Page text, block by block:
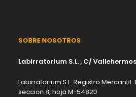
SOBRE NOSOTROS
Labirratorium S.L. , C/
Labirratorium S.L. Registro Mercantil:
seccion 8, hoja M-54820